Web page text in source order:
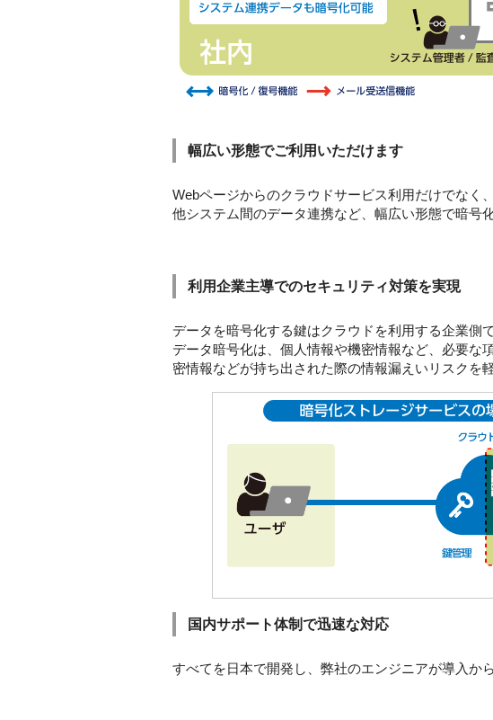
幅広い形態でご利用いただけます
Webページからのクラウドサービス利用だけでなく
他システム間のデータ連携など、幅広い形態で暗号
利用企業主導でのセキュリティ対策を実現
データを暗号化する鍵はクラウドを利用する企業側
データ暗号化は、個人情報や機密情報など、必要な
密情報などが持ち出された際の情報漏えいリスクを
国内サポート体制で迅速な対応
すべてを日本で開発し、弊社のエンジニアが導入か